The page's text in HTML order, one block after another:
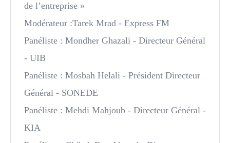
de l’entreprise »
Modérateur :Tarek Mrad - Express FM
Panéliste : Mondher Ghazali - Directeur Général
- UIB
Panéliste : Mosbah Helali - Président Directeur
Général - SONEDE
Panéliste : Mehdi Mahjoub - Directeur Général -
KIA